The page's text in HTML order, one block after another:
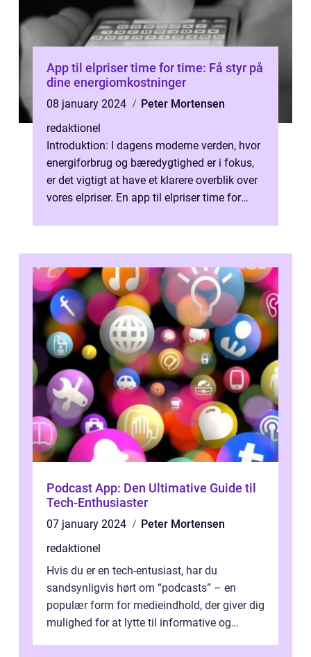
App til elpriser time for time: Få styr på
dine energiomkostninger
08 january 2024
Peter Mortensen
redaktionel
Introduktion: I dagens moderne verden, hvor
energiforbrug og bæredygtighed er i fokus,
er det vigtigt at have et klarere overblik over
vores elpriser. En app til elpriser time for
Podcast App: Den Ultimative Guide til
Tech-Enthusiaster
07 january 2024
Peter Mortensen
redaktionel
Hvis du er en tech-entusiast, har du
sandsynligvis hørt om “podcasts” – en
populær form for medieindhold, der giver dig
mulighed for at lytte til informative og